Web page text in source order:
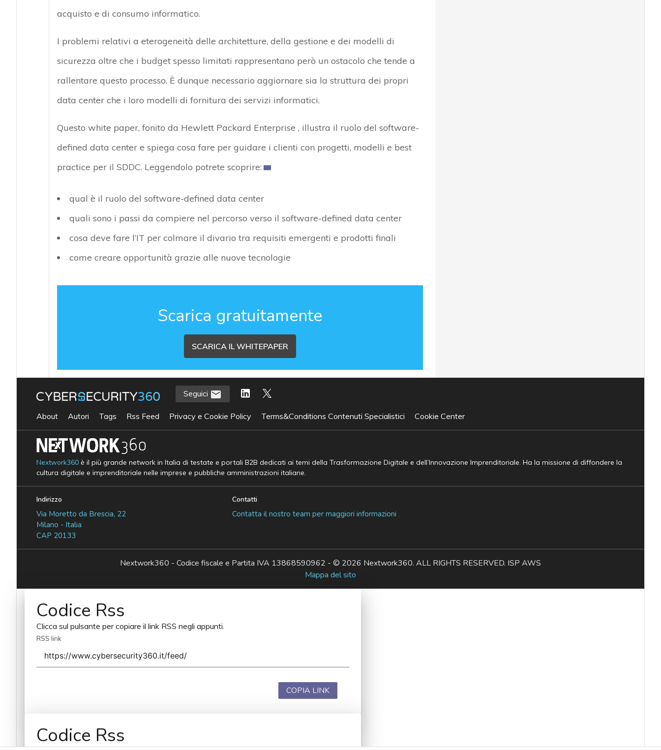
acquisto e di consumo informatico.
I problemi relativi a eterogeneità delle architetture, della gestione e dei modelli di
sicurezza oltre che i budget spesso limitati rappresentano però un ostacolo che tende a
rallentare questo processo. È dunque necessario aggiornare sia la struttura dei propri
data center che i loro modelli di fornitura dei servizi informatici.
Questo white paper, fonito da Hewlett Packard Enterprise , illustra il ruolo del software-
defined data center e spiega cosa fare per guidare i clienti con progetti, modelli e best
practice per il SDDC. Leggendolo potrete scoprire:
qual è il ruolo del software-defined data center
quali sono i passi da compiere nel percorso verso il software-defined data center
cosa deve fare l’IT per colmare il divario tra requisiti emergenti e prodotti finali
come creare opportunità grazie alle nuove tecnologie
Scarica gratuitamente
SCARICA IL WHITEPAPER
Seguici
About Autori Tags Rss Feed Privacy e Cookie Policy Terms&Conditions Contenuti Specialistici Cookie Center
Nextwork360è il più grande network in Italia di testate e portali B2B dedicati ai temi della Trasformazione Digitale e dell’Innovazione Imprenditoriale. Ha la missione di diffondere la
cultura digitale e imprenditoriale nelle imprese e pubbliche amministrazioni italiane.
Indirizzo
Via Moretto da Brescia, 22
Milano - Italia
CAP 20133
Contatti
Contatta il nostro team per maggiori informazioni
Nextwork360 - Codice fiscale e Partita IVA 13868590962 - © 2026 Nextwork360. ALL RIGHTS RESERVED. ISP AWS
Mappa del sito
Codice Rss
Clicca sul pulsante per copiare il link RSS negli appunti.
RSS link
COPIA LINK
Codice Rss